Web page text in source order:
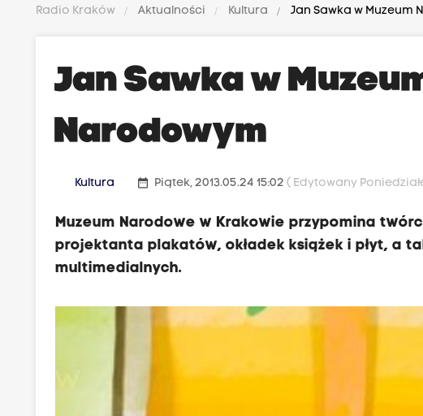
Radio Kraków Aktualności Kultura Jan Sawka w Muzeum
Jan Sawka w
Narodowym
Kultura date_range Piątek, 2013.05.24 15:02( Edytowany
Muzeum Narodowe w Krakowie przypomina
projektanta plakatów, okładek książek i płyt, a
multimedialnych.